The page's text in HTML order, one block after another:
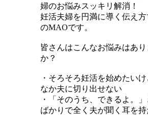
婦のお悩みスッキリ解消！
妊活夫婦を円満に導く伝え
のMAOです。
皆さんはこんなお悩みはあり
か？
・そろそろ妊活を始めたい
なか夫に切り出せない
・「そのうち、できるよ。
ばかりで全く夫が聞く耳を持